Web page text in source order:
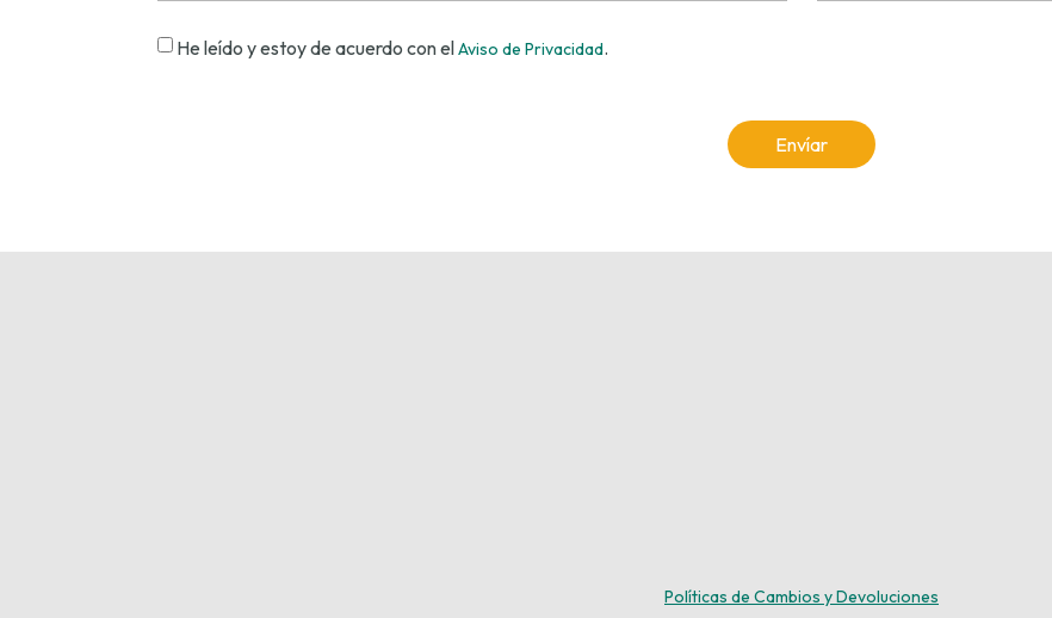
He leído y estoy de acuerdo con elAviso de Privacidad.
Envíar
Políticas de Cambios y Devoluciones